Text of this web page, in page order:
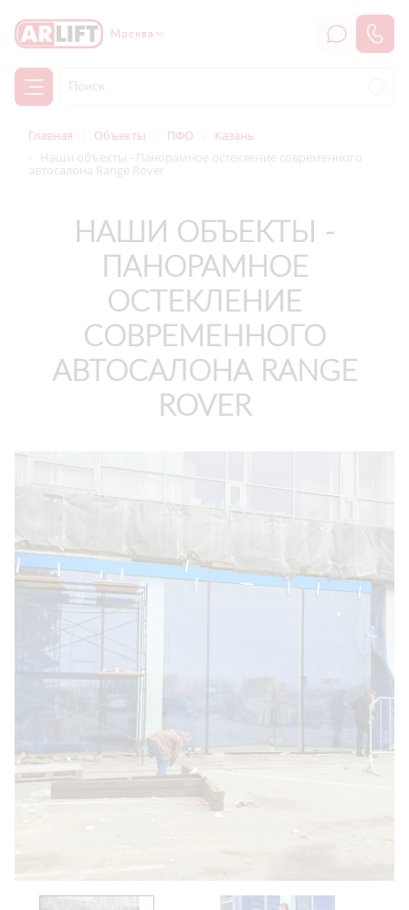
Москва
Главная Объекты ПФО
Казань
Наши объекты - Панорамное остекление современного
автосалона Range Rover
НАШИ ОБЪЕКТЫ -
ПАНОРАМНОЕ
ОСТЕКЛЕНИЕ
СОВРЕМЕННОГО
АВТОСАЛОНА RANGE
ROVER